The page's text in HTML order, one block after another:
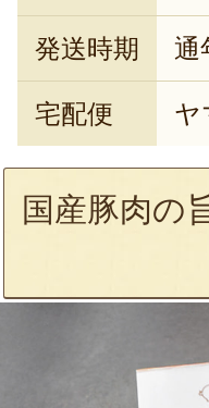
発送時期 通
宅配便 ヤ
国産豚肉の